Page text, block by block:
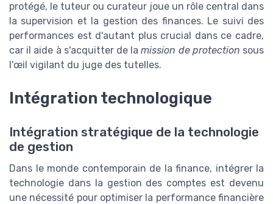
protégé, le tuteur ou curateur joue un rôle central dans
la supervision et la gestion des finances. Le suivi des
performances est d'autant plus crucial dans ce cadre,
car il aide à s'acquitter de lamission de protection sous
l'œil vigilant du juge des tutelles.
Intégration technologique
Intégration stratégique de la technologie
de gestion
Dans le monde contemporain de la finance, intégrer la
technologie dans la gestion des comptes est devenu
une nécessité pour optimiser la performance financière